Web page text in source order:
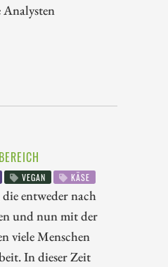
VEGAN KÄSE
entweder nach
und nun mit der
viele Menschen
In dieser Zeit